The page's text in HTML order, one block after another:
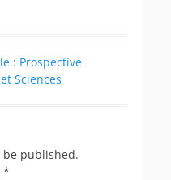
: Prospective
Sciences
published.
*